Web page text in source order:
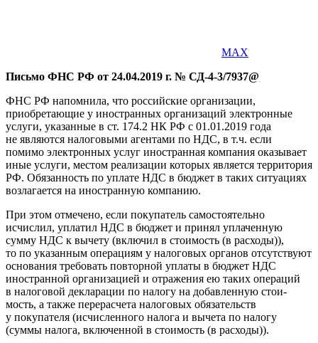
MAX
Письмо ФНС РФ от 24.04.2019 г. № СД-4-3/7937@
ФНС РФ напомнила, что российские организации,
приобретающие у иностранных организаций электронные
услуги, указанные в ст. 174.2 НК РФ с 01.01.2019 года
не являются налоговыми агентами по НДС, в т.ч. если
помимо электронных услуг иностранная компания оказывает
иные услуги, местом реализации которых является территория
РФ. Обязанность по уплате НДС в бюджет в таких ситуациях
возлагается на иностранную компанию.
При этом отмечено, если покупатель самостоятельно
исчислил, уплатил НДС в бюджет и принял уплаченную
сумму НДС к вычету (включил в стоимость (в рас­хо­ды)),
то по указанным операциям у налоговых органов отсутствуют
ос­но­ва­ния требовать повторной уплаты в бюджет НДС
иностранной организацией и от­ра­же­ния ею таких операций
в налоговой декларации по налогу на добавленную стои­
мость, а также перерасчета налоговых обязательств
у покупателя (ис­чис­лен­но­го налога и вычета по налогу
(суммы налога, включенной в стоимость (в расходы)).